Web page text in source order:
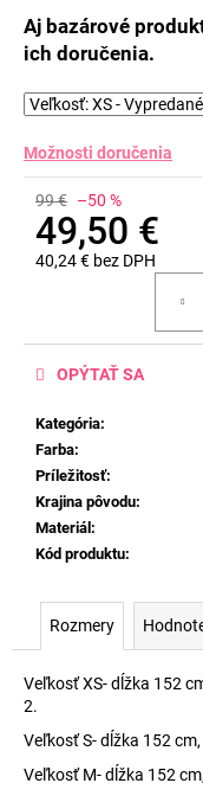
Aj bazárové
ich doručenia.
Možnosti doručenia
99 € –50 %
49,50 €
40,24 € bez DPH
Kategória:
Farba:
Príležitosť:
Krajina pôvodu:
Materiál:
Kód produktu:
OPÝTAŤ SA
Rozmery
Veľkosť XS- dĺžka 152
2.
Veľkosť S- dĺžka 152
Veľkosť M- dĺžka 152